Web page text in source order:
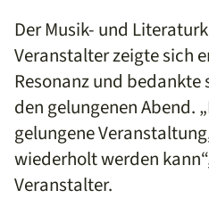
Der Musik- und
Veranstalter zeigte sich
Resonanz und
den gelungenen Abend.
gelungene
wiederholt werden
Veranstalter.